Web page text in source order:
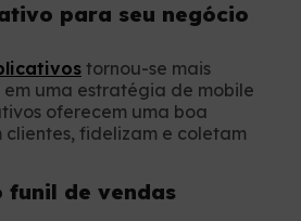
para seu negócio
tornou-se mais
em uma estratégia de mobile
oferecem uma boa
fidelizam e coletam
funil de vendas